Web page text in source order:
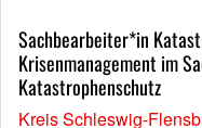
Sachbearbeiter*in
Krisenmanagement im
Katastrophenschutz
Kreis Schleswig-